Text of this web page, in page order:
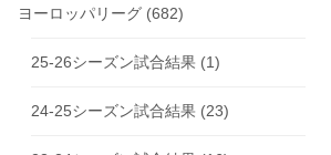
ヨーロッパリーグ (682)
25-26シーズン試合結果 (1)
24-25シーズン試合結果 (23)